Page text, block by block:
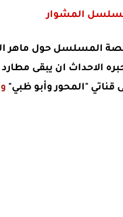
المشوار
المسلسل حول ماهر
الاحداث ان يبقى مطارد
قناتي "المحور وأبو ظبي"